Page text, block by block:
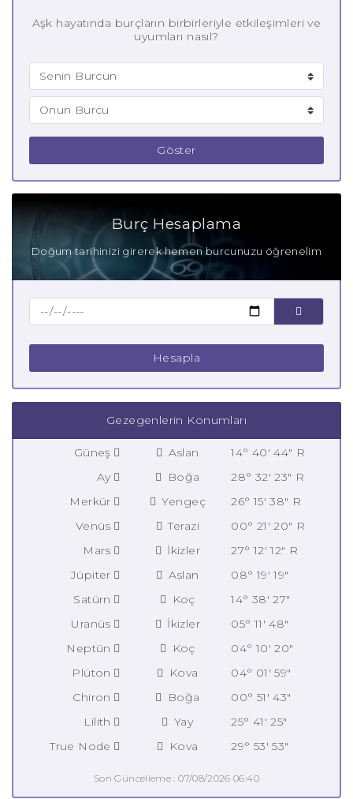
Aşk hayatında burçların birbirleriyle etkileşimleri ve
uyumları nasıl?
Göster
Burç Hesaplama
Doğum tarihinizi girerek hemen burcunuzu öğrenelim
Hesapla
Gezegenlerin Konumları
Güneş Aslan
14° 40' 44" R
Ay
Boğa
28° 32' 23" R
Merkür
Yengeç
26° 15' 38" R
Venüs
Terazi
00° 21' 20" R
Mars
İkizler
27° 12' 12" R
Jüpiter
Aslan
08° 19' 19"
Satürn
Koç
14° 38' 27"
Uranüs
İkizler
05° 11' 48"
Neptün
Koç
04° 10' 20"
Plüton
Kova
04° 01' 59"
Chiron
Boğa
00° 51' 43"
Lilith
Yay
25° 41' 25"
True Node
Kova 29° 53' 53"
Son Güncelleme : 07/08/2026 06:40